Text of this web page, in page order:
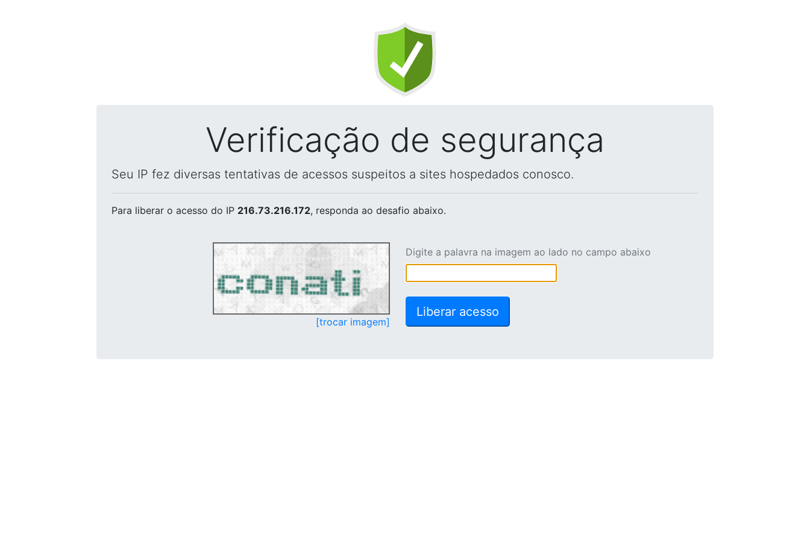
Verificação de segurança
Seu IP fez diversas tentativas de acessos suspeitos a sites hospedados conosco.
Para liberar o acesso do IP 216.73.216.172, responda ao desafio abaixo.
[trocar imagem]
Digite a palavra na imagem ao lado no campo abaixo